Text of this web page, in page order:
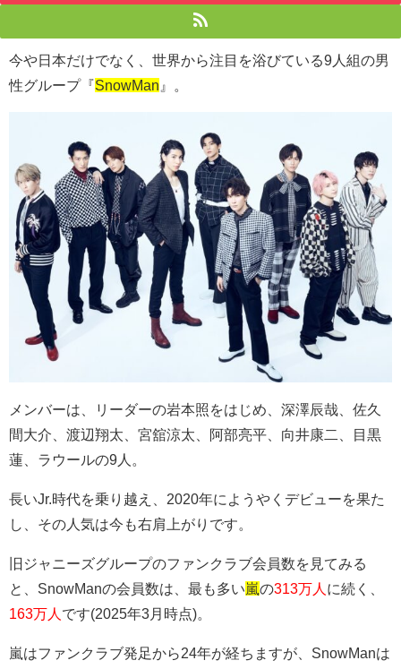
今や日本だけでなく、世界から注目を浴びている9人組の男
性グループ『SnowMan 』。
メンバーは、リーダーの岩本照をはじめ、深澤辰哉、佐久
間大介、渡辺翔太、宮舘涼太、阿部亮平、向井康二、目黒
蓮、ラウールの9人。
長いJr.時代を乗り越え、2020年にようやくデビューを果た
し、その人気は今も右肩上がりです。
旧ジャニーズグループのファンクラブ会員数を見てみる
と、SnowManの会員数は、最も多い嵐の313万人 に続く、
163万人 です(2025年3月時点)。
嵐はファンクラブ発足から24年が経ちますが、SnowManは